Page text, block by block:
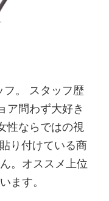
フ。 スタッフ歴
ア問わず大好き
性ならではの視
り付けている商
。オススメ上位
ます。